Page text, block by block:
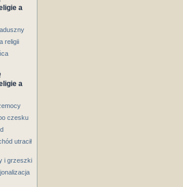
a
religii
a
czesku
utracił
i grzeszki